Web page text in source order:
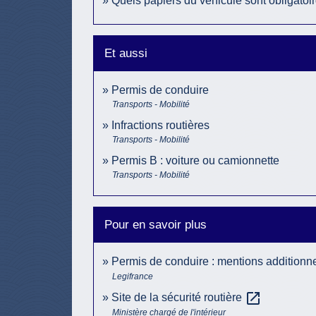
Et aussi
Permis de conduire
Transports - Mobilité
Infractions routières
Transports - Mobilité
Permis B : voiture ou camionnette
Transports - Mobilité
Pour en savoir plus
Permis de conduire : mentions
Legifrance
Site de la sécurité routière open_in_new
Ministère chargé de l'intérieur